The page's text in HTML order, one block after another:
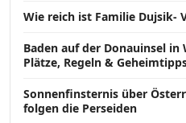
Wie reich ist Familie Dujsik-
Baden auf der Donauinsel in
Plätze, Regeln &
Sonnenfinsternis über
folgen die Perseiden